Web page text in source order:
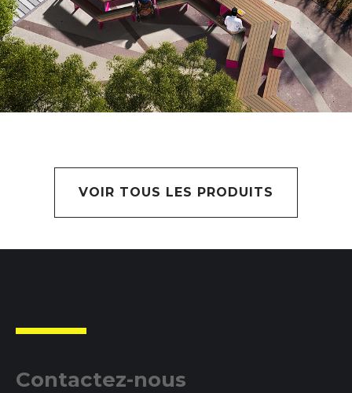
VOIR TOUS LES PRODUITS
Contactez-nous